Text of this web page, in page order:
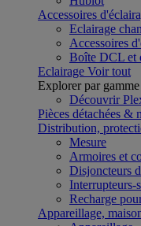
Accessoires
Eclairage
Accessoires
Boîte DCL et
Eclairage Voir tout
Explorer par gamme
Découvrir
Pièces détachées &
Distribution,
Mesure
Armoires et
Disjoncteurs
Interrupteurs-
Recharge
Appareillage,